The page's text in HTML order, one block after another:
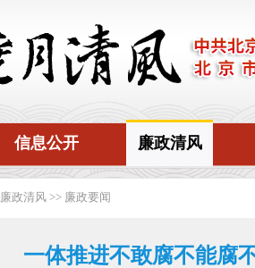
信息公开 廉政清风
廉政清风 >> 廉政要闻
一体推进不敢腐不能腐